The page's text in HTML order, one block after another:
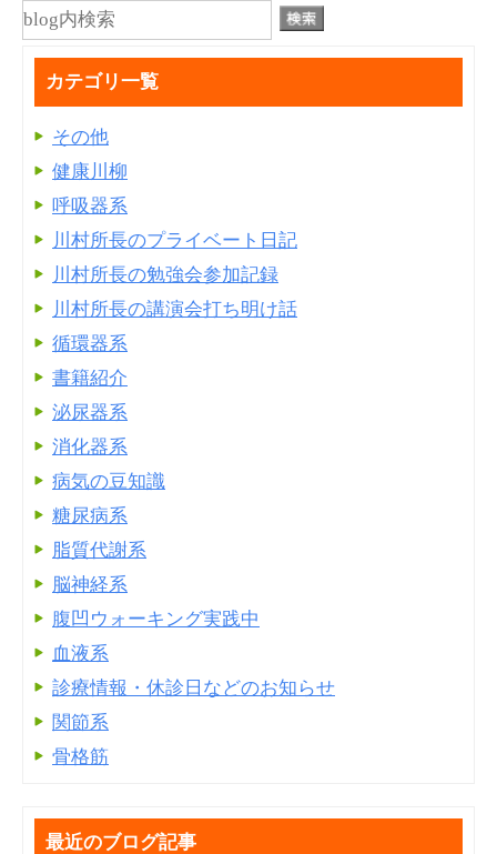
カテゴリ一覧
その他
健康川柳
呼吸器系
川村所長のプライベート日記
川村所長の勉強会参加記録
川村所長の講演会打ち明け話
循環器系
書籍紹介
泌尿器系
消化器系
病気の豆知識
糖尿病系
脂質代謝系
脳神経系
腹凹ウォーキング実践中
血液系
診療情報・休診日などのお知らせ
関節系
骨格筋
最近のブログ記事